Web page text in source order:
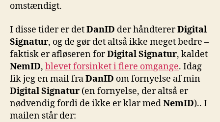
omstændigt.
I disse tider er detDanID der håndtererDigital
Signatur, og de gør det altså ikke meget bedre –
faktisk er afløseren forDigital Signatur, kaldet
NemID, blevet forsinket i flere omgange. Idag
fik jeg en mail fraDanID om fornyelse af min
Digital Signatur (en fornyelse, der altså er
nødvendig fordi de ikke er klar medNemID).. I
mailen står der: